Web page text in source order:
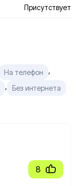
Присутствует
На телефон ,
, Без интернета
8